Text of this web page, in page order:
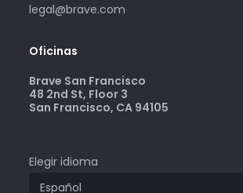
legal@brave.com
Oficinas
Brave San Francisco
48 2nd St, Floor 3
San Francisco, CA 94105
Elegir idioma